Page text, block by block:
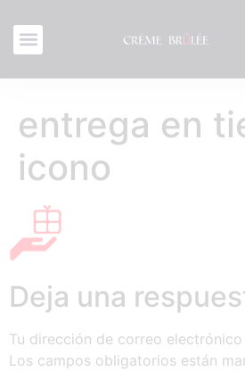
entrega en
icono
Deja una
Tu dirección de correo
Los campos obligatorios están